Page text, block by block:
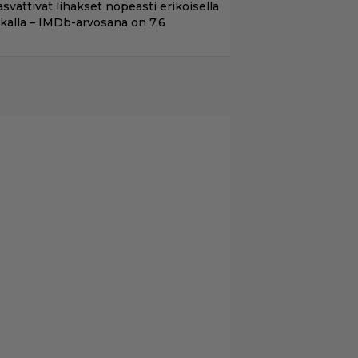
lihakset nopeasti erikoisella
– IMDb-arvosana on 7,6